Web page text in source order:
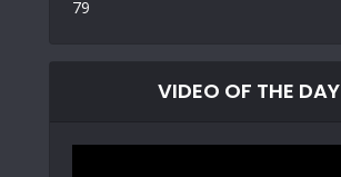
VIDEO OF THE DAY